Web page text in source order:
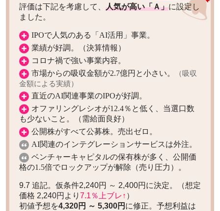
評価は下記を考慮して、 人気が高い「Ａ」に設定し
ました。
IPOで人気のある「AI活用」事業。
業績が好調。（決算情報）
コロナ禍で強い事業内容。
市場からの吸収金額が2.7億円と小さい。
（吸収
金額による実績）
直近のAI関連事業のIPOが好調。
オファリングレシオが12.4％と低く、当選口数
も少ないこと。（需給面良好）
公開株がすべて公募株。売出ゼロ。
AI関連のインテグレーションサービスは外注。
ベンチャーキャピタルの保有株が多く、公開価
格の1.5倍でロックアップが解除（売り圧力）。
9.7 追記。仮条件2,240円 ～ 2,400円に決定。（想定
価格 2,240円より 7.1％上ブレ↑ ）
初値予想を4,320円 ～ 5,300円 に修正。予想利益は